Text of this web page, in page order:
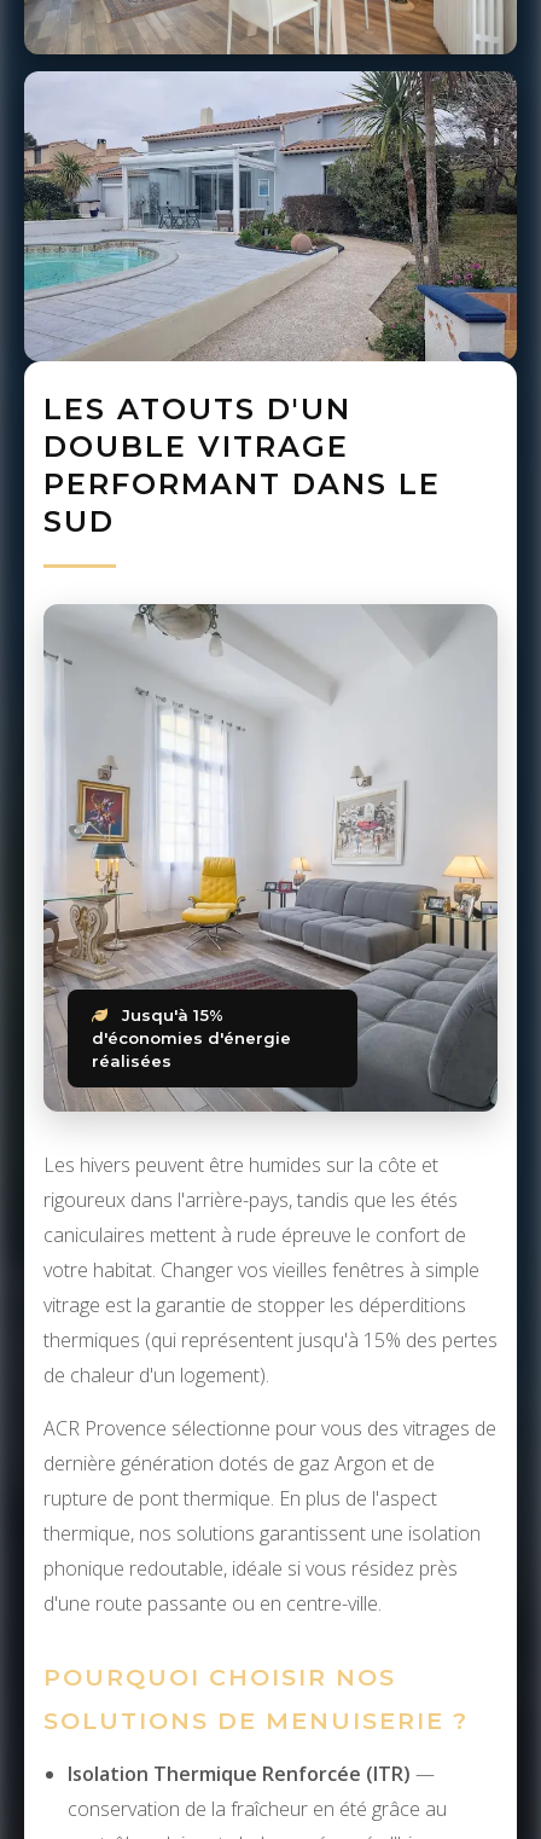
LES ATOUTS D'UN
DOUBLE VITRAGE
PERFORMANT DANS LE
SUD
Les hivers peuvent être humides sur la côte et
rigoureux dans l'arrière-pays, tandis que les étés
caniculaires mettent à rude épreuve le confort de
votre habitat. Changer vos vieilles fenêtres à simple
vitrage est la garantie de stopper les déperditions
thermiques (qui représentent jusqu'à 15% des pertes
de chaleur d'un logement).
ACR Provence sélectionne pour vous des vitrages de
dernière génération dotés de gaz Argon et de
rupture de pont thermique. En plus de l'aspect
thermique, nos solutions garantissent une isolation
phonique redoutable, idéale si vous résidez près
d'une route passante ou en centre-ville.
POURQUOI CHOISIR NOS
SOLUTIONS DE MENUISERIE ?
Isolation Thermique Renforcée (ITR) —
conservation de la fraîcheur en été grâce au
Jusqu'à 15%
d'économies d'énergie
réalisées